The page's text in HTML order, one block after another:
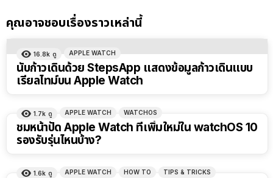
คุณอาจชอบเรื่องราวเหล่านี้
16.8k ดู APPLE WATCH
นับก้าวเดินด้วย StepsApp แสดงข้อมูลก้าวเดินแบบ
เรียลไทม์บน Apple Watch
1.7k ดู APPLE WATCH WATCHOS
ชมหน้าปัด Apple Watch ที่เพิ่มใหม่ใน watchOS 10
รองรับรุ่นไหนบ้าง?
1.6k ดู APPLE WATCH HOW TO TIPS & TRICKS